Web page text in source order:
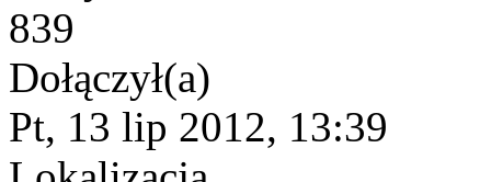
839
Dołączył(a)
Pt, 13 lip 2012, 13:39